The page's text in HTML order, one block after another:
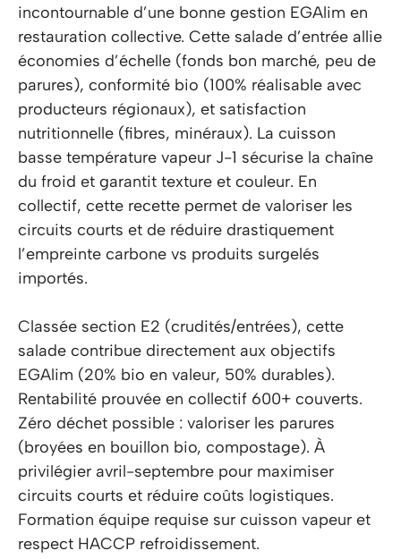
incontournable d’une bonne gestion EGAlim en
restauration collective. Cette salade d’entrée allie
économies d’échelle (fonds bon marché, peu de
parures), conformité bio (100% réalisable avec
producteurs régionaux), et satisfaction
nutritionnelle (fibres, minéraux). La cuisson
basse température vapeur J-1 sécurise la chaîne
du froid et garantit texture et couleur. En
collectif, cette recette permet de valoriser les
circuits courts et de réduire drastiquement
l’empreinte carbone vs produits surgelés
importés.
Classée section E2 (crudités/entrées), cette
salade contribue directement aux objectifs
EGAlim (20% bio en valeur, 50% durables).
Rentabilité prouvée en collectif 600+ couverts.
Zéro déchet possible : valoriser les parures
(broyées en bouillon bio, compostage). À
privilégier avril-septembre pour maximiser
circuits courts et réduire coûts logistiques.
Formation équipe requise sur cuisson vapeur et
respect HACCP refroidissement.